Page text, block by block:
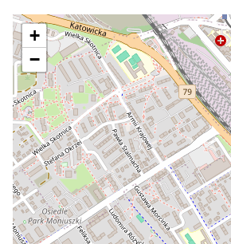
Italiano
Nederlands
Português
Suomi
Україна
Zamknij
+
−